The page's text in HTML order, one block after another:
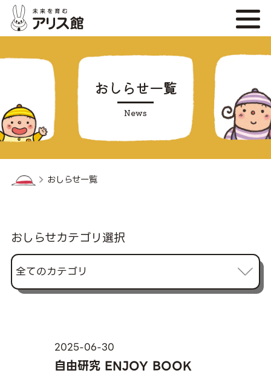
おしらせ一覧
おしらせ一覧
おしらせカテゴリ選択
2025-06-30
自由研究 ENJOY BOOK